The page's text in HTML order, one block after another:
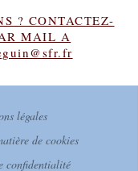
? CONTACTEZ-
MAIL A
légales
de cookies
confidentialité